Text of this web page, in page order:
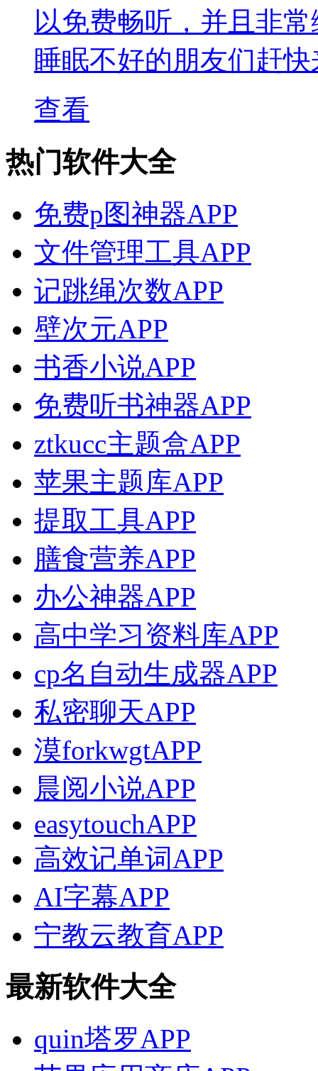
以免费畅听，并且非
睡眠不好的朋友们赶
查看
热门软件大全
免费p图神器APP
文件管理工具APP
记跳绳次数APP
壁次元APP
书香小说APP
免费听书神器APP
ztkucc主题盒APP
苹果主题库APP
提取工具APP
膳食营养APP
办公神器APP
高中学习资料库APP
cp名自动生成器APP
私密聊天APP
漠forkwgtAPP
晨阅小说APP
easytouchAPP
高效记单词APP
AI字幕APP
宁教云教育APP
最新软件大全
quin塔罗APP